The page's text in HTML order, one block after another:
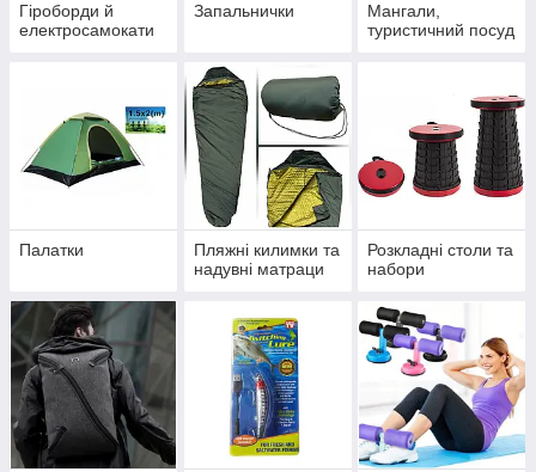
Гіроборди й
електросамокати
Запальнички
Мангали,
туристичний посуд
Палатки
Пляжні килимки та
надувні матраци
Розкладні столи та
набори